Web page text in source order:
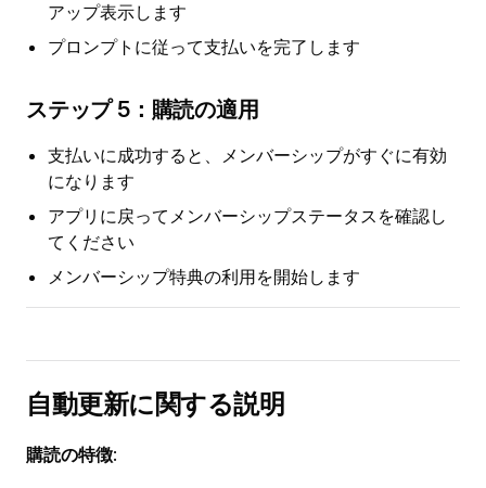
アップ表示します
プロンプトに従って支払いを完了します
ステップ 5：購読の適用
支払いに成功すると、メンバーシップがすぐに有効
になります
アプリに戻ってメンバーシップステータスを確認し
てください
メンバーシップ特典の利用を開始します
自動更新に関する説明
購読の特徴: